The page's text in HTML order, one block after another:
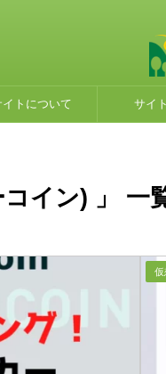
イトについて サイ
イン) 」 一
仮